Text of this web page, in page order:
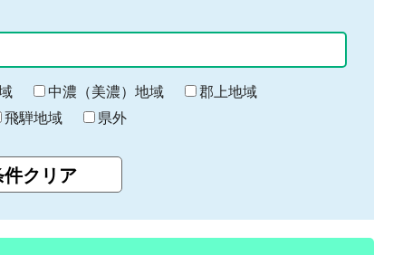
中濃（美濃）地域
郡上地域
飛騨地域 県外